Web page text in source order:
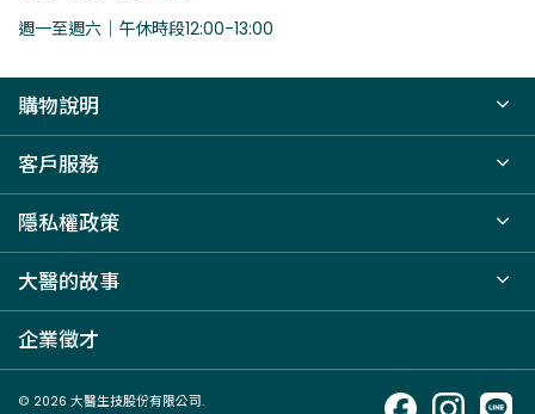
週一至週六｜午休時段12:00-13:00
購物說明
客戶服務
隱私權政策
大醫的故事
企業徵才
© 2026 大醫生技股份有限公司.